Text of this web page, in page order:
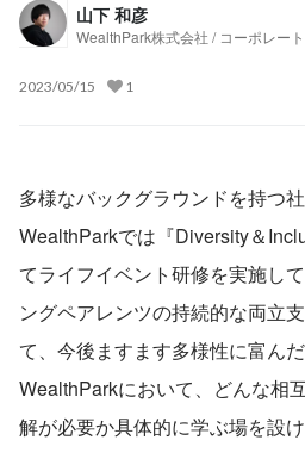
山下 和彦
WealthPark株式会社 / コーポレー
2023/05/15 1
多様なバックグラウンドを持つ
WealthParkでは『Diversity＆
てライフイベント研修を実施し
ングペアレンツの持続的な両立
て、今後ますます多様性に富ん
WealthParkにおいて、どんな相
解が必要か具体的に学ぶ場を設け